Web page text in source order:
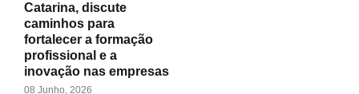
Catarina, discute
caminhos para
fortalecer a formação
profissional e a
inovação nas empresas
08 Junho, 2026